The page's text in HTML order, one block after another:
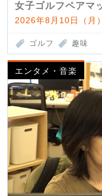
女子ゴルフペアマ
2026年8月10日（月
ゴルフ 趣味
エンタメ・音楽